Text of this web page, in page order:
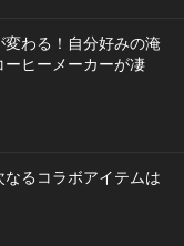
わる！自分好みの淹
ヒーメーカーが凄
るコラボアイテムは